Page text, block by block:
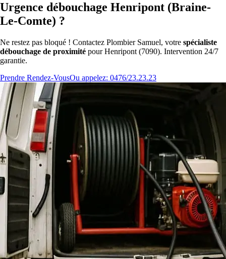
Urgence débouchage Henripont (Braine-
Le-Comte) ?
Ne restez pas bloqué ! Contactez Plombier Samuel, votre spécialiste
débouchage de proximité pour Henripont (7090). Intervention 24/7
garantie.
Prendre Rendez-VousOu appelez: 0476/23.23.23